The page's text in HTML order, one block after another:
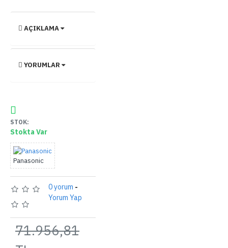
AÇIKLAMA
YORUMLAR
STOK:
Stokta Var
Panasonic
0 yorum -
Yorum Yap
71.956,81